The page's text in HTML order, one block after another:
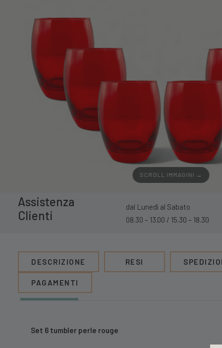
SCROLL IMMAGINI →
Assistenza
Clienti
dal Lunedì al Sabato
08.30 – 13.00 / 15.30 – 18.30
DESCRIZIONE RESI
PAGAMENTI
Set 6 tumbler perle rouge